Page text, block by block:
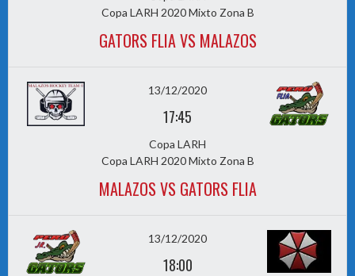
Copa LARH 2020 Mixto Zona B
GATORS FLIA VS MALAZOS
13/12/2020
17:45
Copa LARH
Copa LARH 2020 Mixto Zona B
MALAZOS VS GATORS FLIA
13/12/2020
18:00